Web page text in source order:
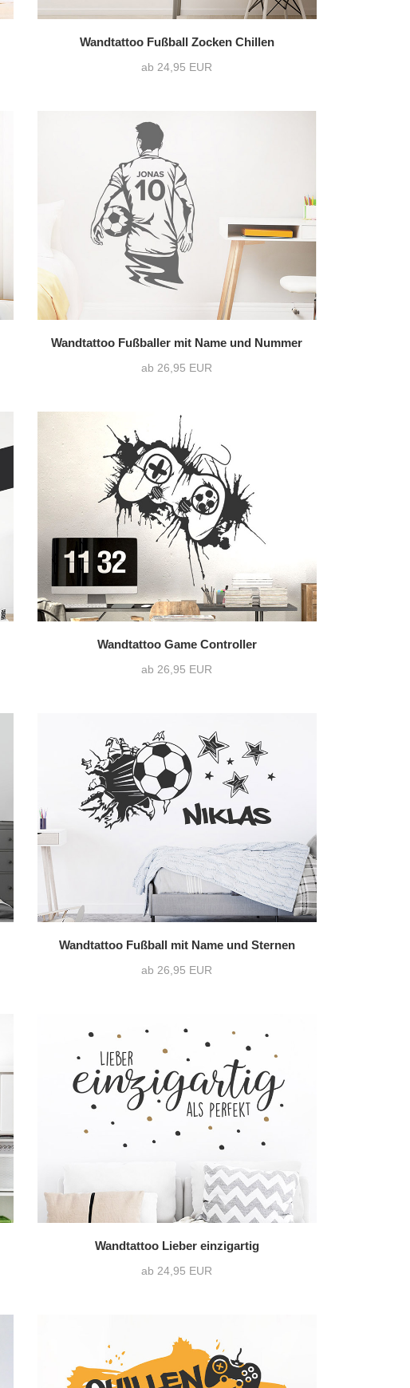
Wandtattoo Fußball Zocken Chillen
ab 24,95 EUR
Wandtattoo Fußballer mit Name und Nummer
ab 26,95 EUR
Wandtattoo Game Controller
ab 26,95 EUR
Wandtattoo Fußball mit Name und Sternen
ab 26,95 EUR
Wandtattoo Lieber einzigartig
ab 24,95 EUR